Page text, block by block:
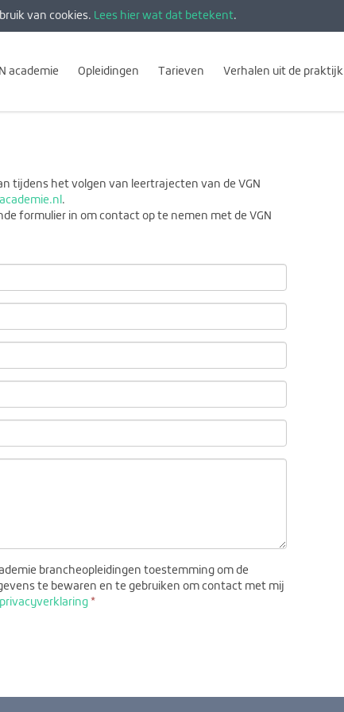
van cookies. Lees hier wat dat betekent.
academie Opleidingen Tarieven Verhalen uit de praktijk
tijdens het volgen van leertrajecten van de VGN
.
formulier in om contact op te nemen met de VGN
brancheopleidingen toestemming om de
te bewaren en te gebruiken om contact met mij
privacyverklaring (verplicht)